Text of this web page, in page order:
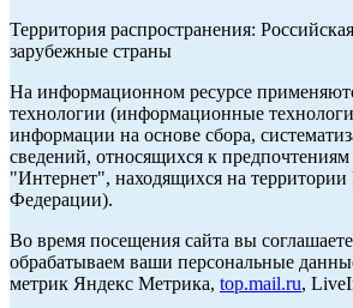
Территория распространения:
зарубежные страны
На информационном ресурсе
технологии (информационные
информации на основе сбора,
сведений, относящихся к предпочтениям
"Интернет", находящихся на территории
Федерации).
Во время посещения сайта вы
обрабатываем ваши персональные
метрик Яндекс Метрика, top.mail.ru,